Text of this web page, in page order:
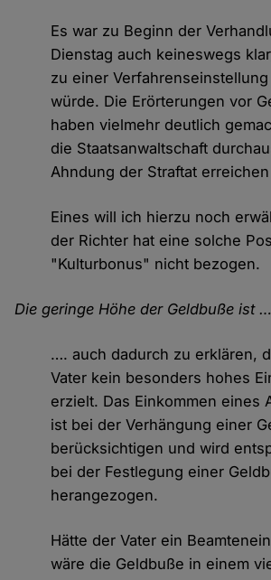
Es war zu Beginn der
Dienstag auch keineswegs
zu einer
würde. Die Erörterungen vor
haben vielmehr deutlich
die Staatsanwaltschaft
Ahndung der Straftat
Eines will ich hierzu noch
der Richter hat eine solche
"Kulturbonus" nicht bezogen.
Die geringe Höhe der Geldbuße ist
…. auch dadurch zu erklären,
Vater kein besonders hohes
erzielt. Das Einkommen eines
ist bei der Verhängung einer
berücksichtigen und wird
bei der Festlegung einer
herangezogen.
Hätte der Vater ein
wäre die Geldbuße in einem